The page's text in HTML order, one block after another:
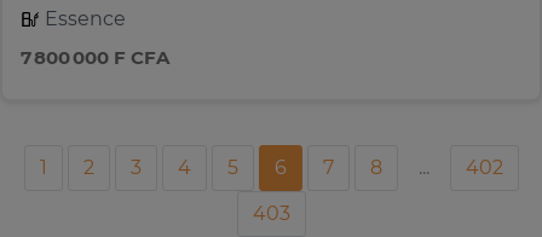
Essence
7 800 000 F CFA
1 2 3 4 5 6 7 8 ...
402
403